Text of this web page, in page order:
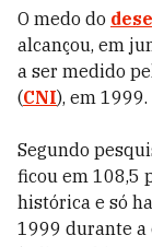
O medo do
alcançou, em
a ser medido
(CNI), em 1999.
Segundo
ficou em 108,5
histórica e só
1999 durante a